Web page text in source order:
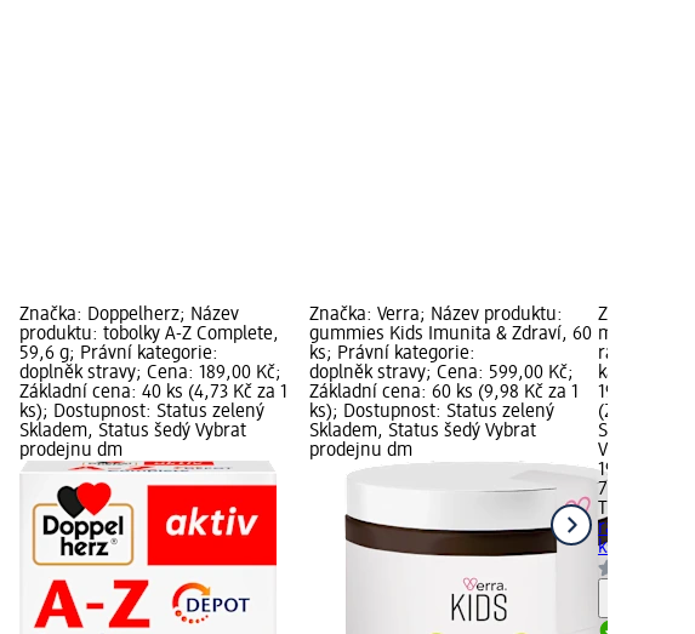
Značka: Doppelherz; Název
produktu: tobolky A-Z Complete,
59,6 g; Právní kategorie:
doplněk stravy; Cena: 189,00 Kč;
Základní cena: 40 ks (4,73 Kč za 1
ks); Dostupnost: Status zelený
Skladem, Status šedý Vybrat
prodejnu dm
Značka: Verra; Název produktu:
gummies Kids Imunita & Zdraví, 60
ks; Právní kategorie:
doplněk stravy; Cena: 599,00 Kč;
Základní cena: 60 ks (9,98 Kč za 1
ks); Dostupnost: Status zelený
Skladem, Status šedý Vybrat
prodejnu dm
Značka:
rakytníkem
kategorie:
199,00 Kč;
(2,84 Kč za
Status
Vybrat
199,00 Kč
70 ks (2,84
TEREZIA
rakytníkem
ks